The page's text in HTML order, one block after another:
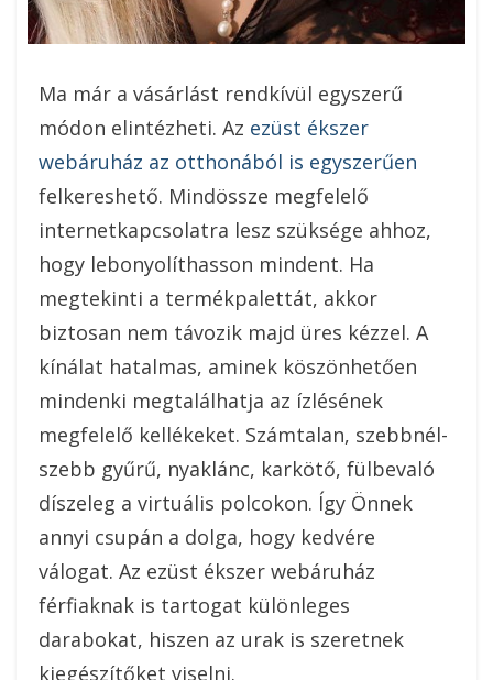
Ma már a vásárlást rendkívül egyszerű
módon elintézheti. Az ezüst ékszer
webáruház az otthonából is egyszerűen
felkereshető. Mindössze megfelelő
internetkapcsolatra lesz szüksége ahhoz,
hogy lebonyolíthasson mindent. Ha
megtekinti a termékpalettát, akkor
biztosan nem távozik majd üres kézzel. A
kínálat hatalmas, aminek köszönhetően
mindenki megtalálhatja az ízlésének
megfelelő kellékeket. Számtalan, szebbnél-
szebb gyűrű, nyaklánc, karkötő, fülbevaló
díszeleg a virtuális polcokon. Így Önnek
annyi csupán a dolga, hogy kedvére
válogat. Az ezüst ékszer webáruház
férfiaknak is tartogat különleges
darabokat, hiszen az urak is szeretnek
kiegészítőket viselni.